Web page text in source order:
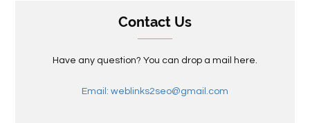
Contact Us
Have any question? You can drop a mail here.
Email: weblinks2seo@gmail.com